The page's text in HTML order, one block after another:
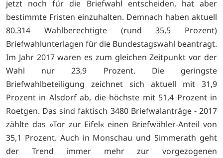
jetzt noch für die Briefwahl entscheiden, hat aber
bestimmte Fristen einzuhalten. Demnach haben aktuell
80.314 Wahlberechtigte (rund 35,5 Prozent)
Briefwahlunterlagen für die Bundestagswahl beantragt.
Im Jahr 2017 waren es zum gleichen Zeitpunkt vor der
Wahl nur 23,9 Prozent. Die geringste
Briefwahlbeteiligung zeichnet sich aktuell mit 31,9
Prozent in Alsdorf ab, die höchste mit 51,4 Prozent in
Roetgen. Das sind faktisch 3480 Briefwalanträge - 2017
zählte das »Tor zur Eifel« einen Briefwähler-Anteil von
35,1 Prozent. Auch in Monschau und Simmerath geht
der Trend immer mehr zur vorgezogenen